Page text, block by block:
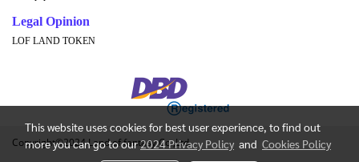
Legal Opinion
LOF LAND TOKEN
Copyright©2024 Land of fantasy Co.,Ltd.
This website uses cookies for best user experience, to find out
more you can go to our2024 Privacy Policy and Cookies Policy